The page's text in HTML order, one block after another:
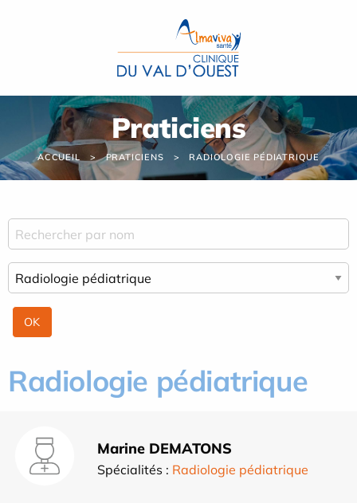
Praticiens
ACCUEIL PRATICIENS RADIOLOGIE PÉDIATRIQUE
Radiologie pédiatrique
Marine DEMATONS
Spécialités : Radiologie pédiatrique